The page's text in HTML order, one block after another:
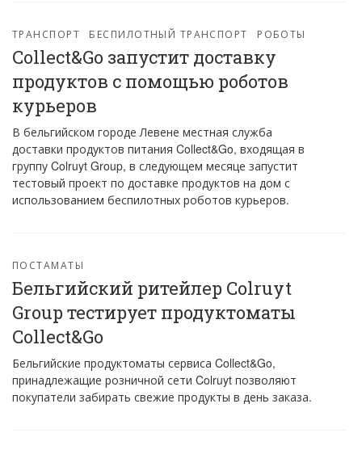
ТРАНСПОРТ БЕСПИЛОТНЫЙ ТРАНСПОРТ РОБОТЫ
Collect&Go запустит доставку
продуктов с помощью роботов
курьеров
В бельгийском городе Левене местная служба
доставки продуктов питания Collect&Go, входящая в
группу Colruyt Group, в следующем месяце запустит
тестовый проект по доставке продуктов на дом с
использованием беспилотных роботов курьеров.
ПОСТАМАТЫ
Бельгийский ритейлер Colruyt
Group тестирует продуктоматы
Collect&Go
Бельгийские продуктоматы сервиса Collect&Go,
принадлежащие розничной сети Colruyt позволяют
покупатели забирать свежие продукты в день заказа.